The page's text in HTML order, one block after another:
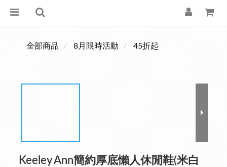
全部商品 8月限時活動 45折起
Keeley Ann簡約厚底懶人休閒鞋(米白